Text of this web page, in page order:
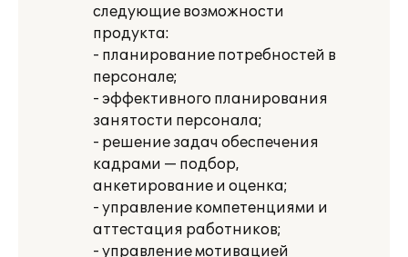
следующие возможности
продукта:
- планирование потребностей в
персонале;
- эффективного планирования
занятости персонала;
- решение задач обеспечения
кадрами — подбор,
анкетирование и оценка;
- управление компетенциями и
аттестация работников;
- управление мотивацией